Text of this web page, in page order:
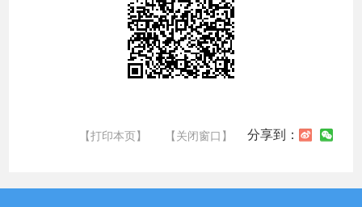
【打印本页】 【关闭窗口】 分享到：